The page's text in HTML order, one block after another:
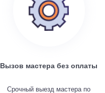
Вызов мастера без оплаты
Срочный выезд мастера по